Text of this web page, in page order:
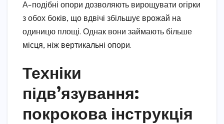
А-подібні опори дозволяють вирощувати огірки
з обох боків, що вдвічі збільшує врожай на
одиницю площі. Однак вони займають більше
місця, ніж вертикальні опори.
Техніки
підв’язування:
покрокова інструкція